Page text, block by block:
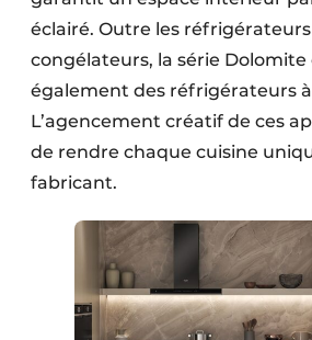
éclairé. Outre les
congélateurs, la série
également des réfrigérateurs à
L’agencement créatif de ces
de rendre chaque cuisine
fabricant.